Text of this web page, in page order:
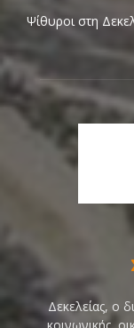
Ψίθυροι στη
Δεκελείας, ο
κοινωνικής,